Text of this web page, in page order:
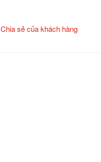
Chia sẻ của khách hàng